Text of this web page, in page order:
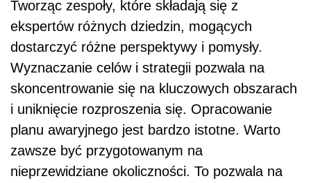
Tworząc zespoły, które składają się z
ekspertów różnych dziedzin, mogących
dostarczyć różne perspektywy i pomysły.
Wyznaczanie celów i strategii pozwala na
skoncentrowanie się na kluczowych obszarach
i uniknięcie rozproszenia się. Opracowanie
planu awaryjnego jest bardzo istotne. Warto
zawsze być przygotowanym na
nieprzewidziane okoliczności. To pozwala na